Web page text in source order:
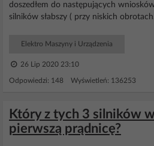
doszedłem do następujących
silników słabszy ( przy niskich
Elektro Maszyny i Urządzenia
26 Lip 2020 23:10
Odpowiedzi: 148 Wyświetleń: 136253
Który z tych 3 silników
pierwszą prądnicę?